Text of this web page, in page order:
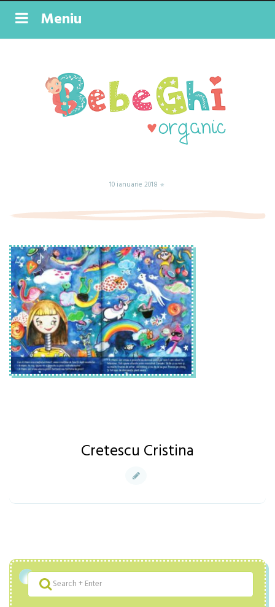
Meniu
10 ianuarie 2018
Cretescu Cristina